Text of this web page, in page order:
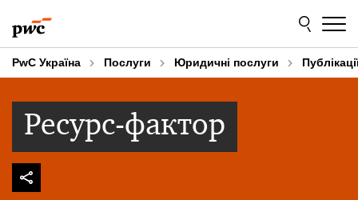
to
content
to
footer
PwC Україна Послуги Юридичні послуги
Ресурс-фактор